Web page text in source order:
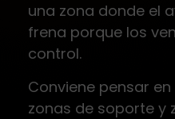
una zona donde el
frena porque los
control.
Conviene pensar
zonas de soporte y